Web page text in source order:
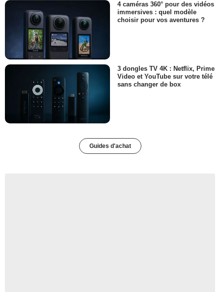
4 caméras 360° pour des vidéos
immersives : quel modèle
choisir pour vos aventures ?
3 dongles TV 4K : Netflix, Prime
Video et YouTube sur votre télé
sans changer de box
Guides d'achat